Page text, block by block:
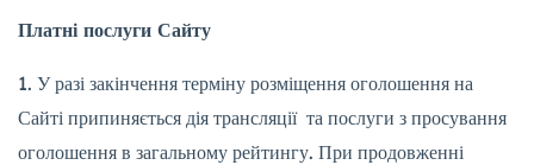
Платні послуги Сайту
У разі закінчення терміну розміщення оголошення на
Сайті припиняється дія трансляції та послуги з просування
оголошення в загальному рейтингу. При продовженні